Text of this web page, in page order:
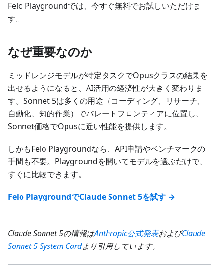
Felo Playgroundでは、今すぐ無料でお試しいただけま
す。
なぜ重要なのか
ミッドレンジモデルが特定タスクでOpusクラスの結果を
出せるようになると、AI活用の経済性が大きく変わりま
す。Sonnet 5は多くの用途（コーディング、リサーチ、
自動化、知的作業）でパレートフロンティアに位置し、
Sonnet価格でOpusに近い性能を提供します。
しかもFelo Playgroundなら、API申請やベンチマークの
手間も不要。Playgroundを開いてモデルを選ぶだけで、
すぐに比較できます。
Felo PlaygroundでClaude Sonnet 5を試す →
Claude Sonnet 5の情報はAnthropic公式発表およびClaude
Sonnet 5 System Cardより引用しています。